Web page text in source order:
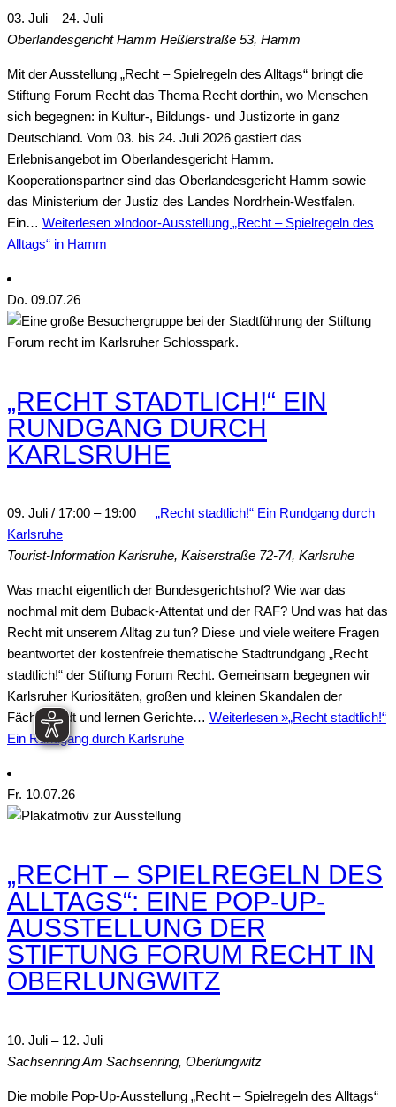
03. Juli – 24. Juli
Oberlandesgericht Hamm Heßlerstraße 53, Hamm
Mit der Ausstellung „Recht – Spielregeln des Alltags“ bringt die
Stiftung Forum Recht das Thema Recht dorthin, wo Menschen
sich begegnen: in Kultur-, Bildungs- und Justizorte in ganz
Deutschland. Vom 03. bis 24. Juli 2026 gastiert das
Erlebnisangebot im Oberlandesgericht Hamm.
Kooperationspartner sind das Oberlandesgericht Hamm sowie
das Ministerium der Justiz des Landes Nordrhein-Westfalen.
Ein… Weiterlesen »Indoor-Ausstellung „Recht – Spielregeln des
Alltags“ in Hamm
Do. 09.07.26
„RECHT STADTLICH!“ EIN
RUNDGANG DURCH
KARLSRUHE
09. Juli / 17:00 – 19:00
„Recht stadtlich!“ Ein Rundgang durch
Karlsruhe
Tourist-Information Karlsruhe, Kaiserstraße 72-74, Karlsruhe
Was macht eigentlich der Bundesgerichtshof? Wie war das
nochmal mit dem Buback-Attentat und der RAF? Und was hat das
Recht mit unserem Alltag zu tun? Diese und viele weitere Fragen
beantwortet der kostenfreie thematische Stadtrundgang „Recht
stadtlich!“ der Stiftung Forum Recht. Gemeinsam begegnen wir
Karlsruher Kuriositäten, großen und kleinen Skandalen der
Fächerstadt und lernen Gerichte… Weiterlesen »„Recht stadtlich!“
Ein Rundgang durch Karlsruhe
Fr. 10.07.26
„RECHT – SPIELREGELN DES
ALLTAGS“: EINE POP-UP-
AUSSTELLUNG DER
STIFTUNG FORUM RECHT IN
OBERLUNGWITZ
10. Juli – 12. Juli
SachsenringAm Sachsenring, Oberlungwitz
Die mobile Pop-Up-Ausstellung „Recht – Spielregeln des Alltags“